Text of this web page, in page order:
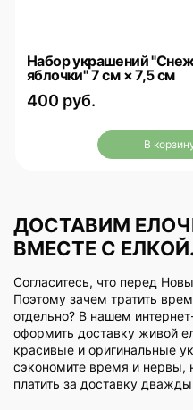
Набор украшений
яблочки" 7 см × 7,5 см
400 руб.
В
ДОСТАВИМ
ВМЕСТЕ С ЕЛКОЙ.
Согласитесь, что перед
Поэтому зачем тратить
отдельно? В нашем
оформить доставку живой
красивые и оригинальные
сэкономите время и нервы,
платить за доставку